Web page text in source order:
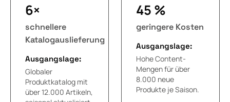
6×
schnellere
Katalogauslieferung
Ausgangslage:
Globaler
Produktkatalog mit
über 12.000 Artikeln,
45 %
geringere Kosten
Ausgangslage:
Hohe Content-
Mengen für über
8.000 neue
Produkte je Saison.